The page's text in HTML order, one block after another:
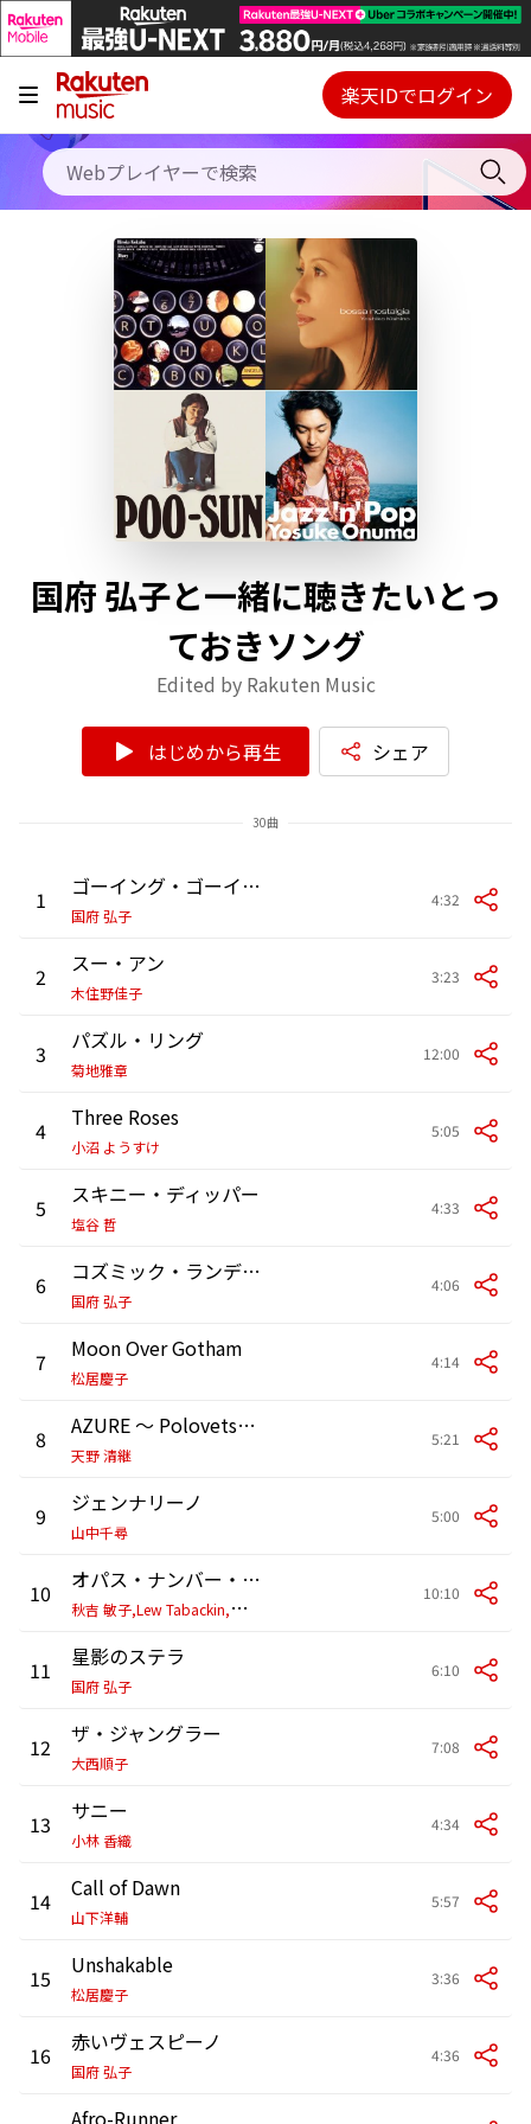
キャンペーン
料金プラン
使い方
初回30日間無料お試し
Webプレイヤー
ご契約内容の確認・変更
楽天IDでログイン
国府 弘子と一緒に聴きたいとっ
ておきソング
Edited by Rakuten Music
はじめから再生 シェア
30曲
1 ゴーイング・ゴーイング・オン
国府 弘子
4:32
2 スー・アン
木住野佳子
3:23
3 パズル・リング
菊地雅章
12:00
4 Three Roses
小沼 ようすけ
5:05
5 スキニー・ディッパー
塩谷 哲
4:33
6 コズミック・ランデヴー
国府 弘子
4:06
7 Moon Over Gotham
松居慶子
4:14
8 AZURE ～ Polovetsian Dance from Opera "Prince Igor"
天野 清継
5:21
9 ジェンナリーノ
山中千尋
5:00
10
オパス・ナンバー・ゼロ
秋
吉 敏子,Lew Tabackin,秋吉 敏子=ルー・タバキン・ビッグ・バンド
10:10
11 星影のステラ
国府 弘子
6:10
12 ザ・ジャングラー
大西順子
7:08
13 サニー
小林 香織
4:34
14 Call of Dawn
山下洋輔
5:57
15 Unshakable
松居慶子
3:36
16 赤いヴェスピーノ
国府 弘子
4:36
Afro-Runner